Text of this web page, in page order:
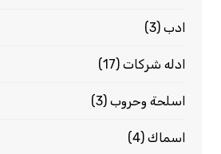
ادب(3)
ادله شركات(17)
اسلحة وحروب(3)
اسماك(4)